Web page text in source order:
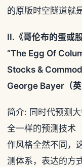
的原版时空隧道就
II.《哥伦布的蛋或
“The Egg Of
Stocks &
George Bayer（英
简介: 同时代预测
全一样的预测技术
作风格全然不同，
测体系，表达的方